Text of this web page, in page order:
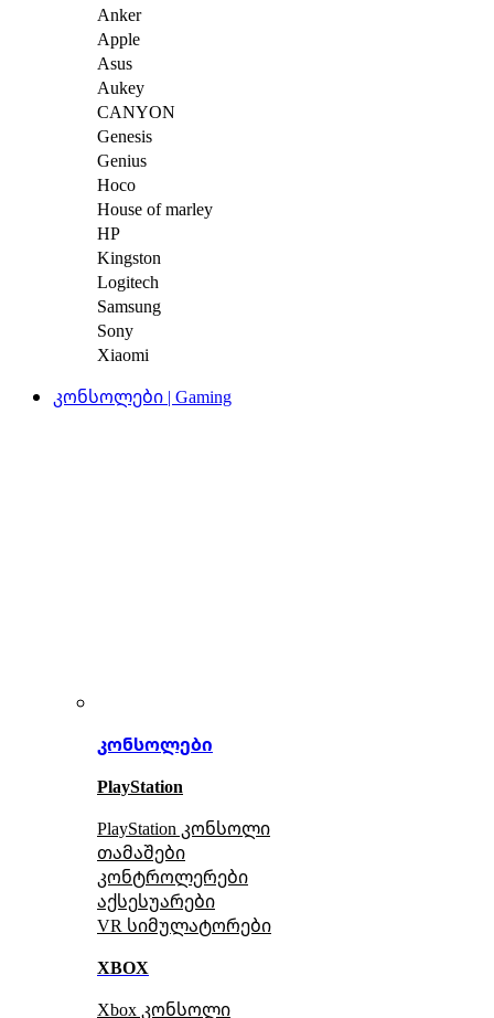
Anker
Apple
Asus
Aukey
CANYON
Genesis
Genius
Hoco
House of marley
HP
Kingston
Logitech
Samsung
Sony
Xiaomi
კონსოლები | Gaming
კონსოლები
PlayStation
PlayStation კონსოლი
თამაშები
კონტროლერები
აქსესუარები
VR სიმულატორები
XBOX
Xbox კონსოლი